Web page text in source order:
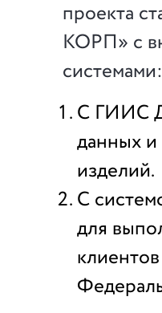
проекта
КОРП» с
системами:
С ГИИС
данных
изделий.
С
для